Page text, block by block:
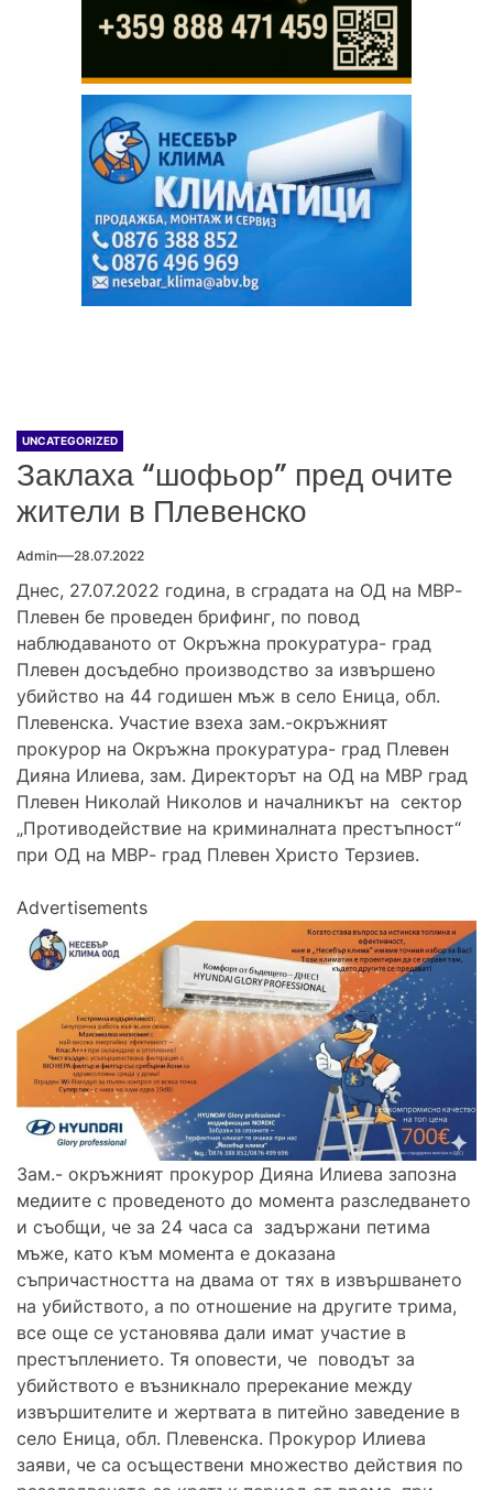
UNCATEGORIZED
Заклаха “шофьор” пред очите
жители в Плевенско
Admin 28.07.2022
Днес, 27.07.2022 година, в сградата на ОД на МВР-
Плевен бе проведен брифинг, по повод
наблюдаваното от Окръжна прокуратура- град
Плевен досъдебно производство за извършено
убийство на 44 годишен мъж в село Еница, обл.
Плевенска. Участие взеха зам.-окръжният
прокурор на Окръжна прокуратура- град Плевен
Дияна Илиева, зам. Директорът на ОД на МВР град
Плевен Николай Николов и началникът на сектор
„Противодействие на криминалната престъпност“
при ОД на МВР- град Плевен Христо Терзиев.
Advertisements
Зам.- окръжният прокурор Дияна Илиева запозна
медиите с проведеното до момента разследването
и съобщи, че за 24 часа са задържани петима
мъже, като към момента е доказана
съпричастността на двама от тях в извършването
на убийството, а по отношение на другите трима,
все още се установява дали имат участие в
престъплението. Тя оповести, че поводът за
убийството е възникнало пререкание между
извършителите и жертвата в питейно заведение в
село Еница, обл. Плевенска. Прокурор Илиева
заяви, че са осъществени множество действия по